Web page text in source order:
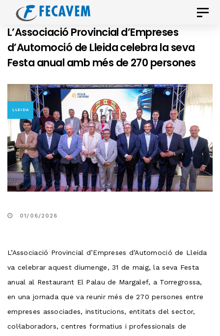
Skip
links
primary
navigation
Skip
Toggle
L’Associació Provincial d’Empreses
d’Automoció de Lleida celebra la seva
Festa anual amb més de 270 persones
LLEIDA
01/06/2026
L’Associació Provincial d’Empreses d’Automoció de Lleida
va celebrar aquest diumenge, 31 de maig, la seva Festa
anual al Restaurant El Palau de Margalef, a Torregrossa,
en una jornada que va reunir més de 270 persones entre
empreses associades, institucions, entitats del sector,
col·laboradors, centres formatius i professionals de